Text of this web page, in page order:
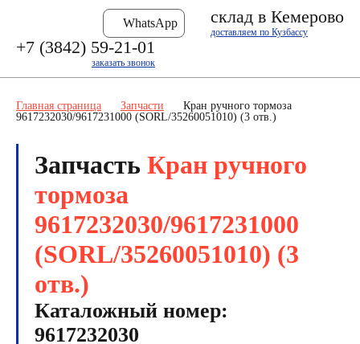
WhatsApp склад в Кемерово
доставляем по Кузбассу
+7 (3842) 59-21-01
заказать звонок
Главная страница Запчасти
Кран ручного тормоза
9617232030/9617231000 (SORL/35260051010) (3 отв.)
Запчасть Кран ручного
тормоза
9617232030/9617231000
(SORL/35260051010) (3
отв.)
Каталожный номер:
9617232030